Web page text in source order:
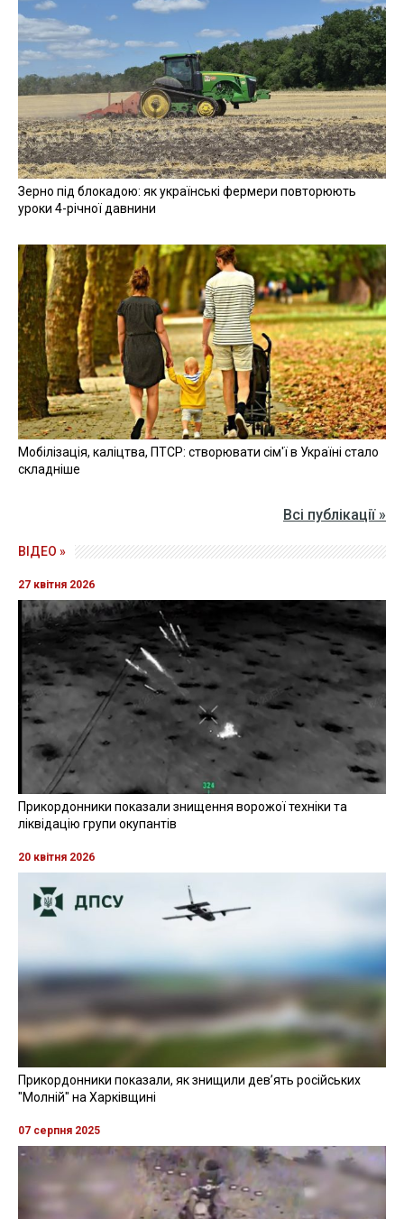
Зерно під блокадою: як українські фермери повторюють
уроки 4-річної давнини
Мобілізація, каліцтва, ПТСР: створювати сім'ї в Україні стало
складніше
Всі публікації »
ВІДЕО »
27 квітня 2026
Прикордонники показали знищення ворожої техніки та
ліквідацію групи окупантів
20 квітня 2026
Прикордонники показали, як знищили девʼять російських
"Молній" на Харківщині
07 серпня 2025